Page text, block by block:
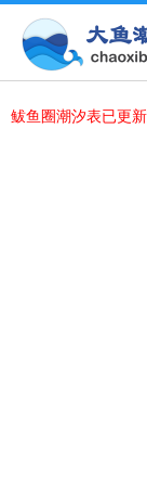
鲅鱼圈潮汐表已更